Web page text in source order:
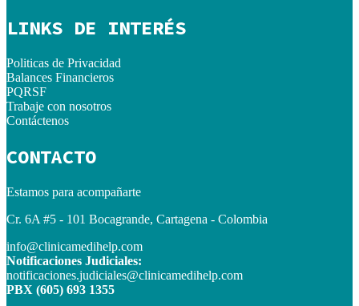
LINKS DE INTERÉS
Politicas de Privacidad
Balances Financieros
PQRSF
Trabaje con nosotros
Contáctenos
CONTACTO
Estamos para acompañarte
Cr. 6A #5 - 101 Bocagrande, Cartagena - Colombia
info@clinicamedihelp.com
Notificaciones Judiciales:
notificaciones.judiciales@clinicamedihelp.com
PBX (605) 693 1355